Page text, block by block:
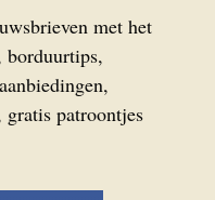
met het
borduurtips,
patroontjes